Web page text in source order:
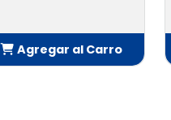
Agregar al Carro